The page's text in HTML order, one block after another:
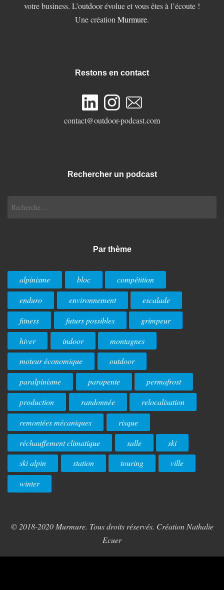
votre business. L’outdoor évolue et vous êtes à l’écoute !
Une création Murmure.
Restons en contact
contact@outdoor-podcast.com
Rechercher un podcast
Par thème
alpinisme bloc
compétition
enduro
environnement
escalade
fitness
futurs possibles
grimpeur
hiver
indoor
montagnes
moteur économique
outdoor
paralpinisme
parapente
permafrost
production
randonnée
relocalisation
remontées mécaniques
risque
réchauffement climatique
salle
ski
ski alpin
station touring
ville
winter
© 2018-2020 Murmure. Tous droits réservés. Création Nathalie
Ecuer